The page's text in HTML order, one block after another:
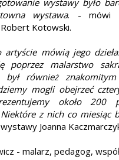
wystawy było
wystawa. - mówi
Kotowski.
artyście mówią jego
poprzez malarstwo
również
mogli obejrzeć
około 200
z nich co miesiąc
Joanna
- malarz, pedagog,